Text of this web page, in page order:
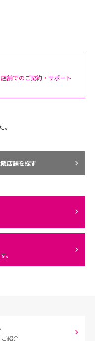
舗でのご契約・サポート
店舗を探す
。
紹介